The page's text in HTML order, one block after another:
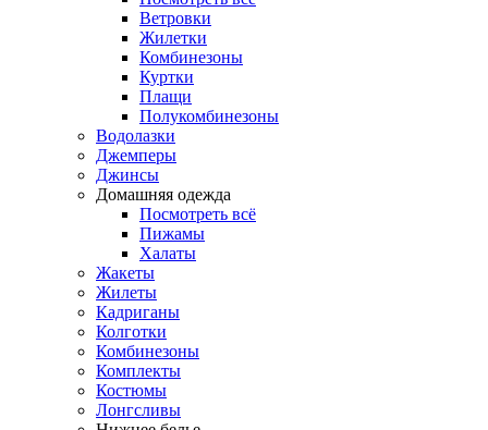
Ветровки
Жилетки
Комбинезоны
Куртки
Плащи
Полукомбинезоны
Водолазки
Джемперы
Джинсы
Домашняя одежда
Посмотреть всё
Пижамы
Халаты
Жакеты
Жилеты
Кадриганы
Колготки
Комбинезоны
Комплекты
Костюмы
Лонгсливы